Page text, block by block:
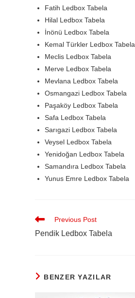
Fatih Ledbox Tabela
Hilal Ledbox Tabela
İnönü Ledbox Tabela
Kemal Türkler Ledbox Tabela
Meclis Ledbox Tabela
Merve Ledbox Tabela
Mevlana Ledbox Tabela
Osmangazi Ledbox Tabela
Paşaköy Ledbox Tabela
Safa Ledbox Tabela
Sarıgazi Ledbox Tabela
Veysel Ledbox Tabela
Yenidoğan Ledbox Tabela
Samandıra Ledbox Tabela
Yunus Emre Ledbox Tabela
Previous Post
Pendik Ledbox Tabela
BENZER YAZILAR